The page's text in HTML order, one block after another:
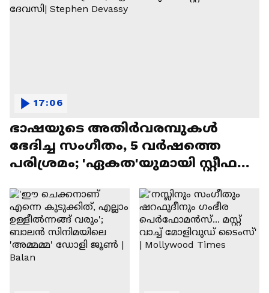
ഭാഷയുടെ അതിർവരമ്പുകൾ
ഭേദിച്ച സംഗീതം, 5 വർഷത്തെ
പരിശ്രമം; 'ഏകത'യുമായി സ്റ്റീഫൻ
17:06